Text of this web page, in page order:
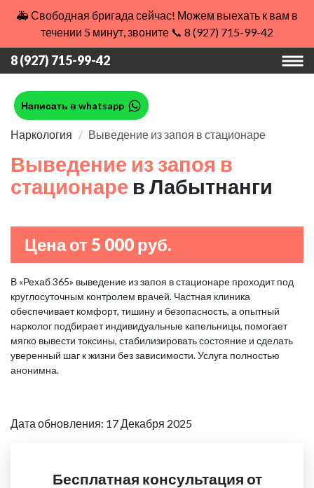
🚑 Свободная бригада сейчас! Можем выехать к вам в
течении 5 минут, звоните 📞 8 (927) 715-99-42
8 (927) 715-99-42
Написать в whatsapp
Наркология Выведение из запоя в стационаре
Выведение из запоя в
стационаре в Лабытнанги
Цена от 5 000 руб.
В «Рехаб 365» выведение из запоя в стационаре проходит под
круглосуточным контролем врачей. Частная клиника
обеспечивает комфорт, тишину и безопасность, а опытный
нарколог подбирает индивидуальные капельницы, помогает
мягко вывести токсины, стабилизировать состояние и сделать
уверенный шаг к жизни без зависимости. Услуга полностью
анонимна.
Дата обновления: 17 Декабря 2025
Бесплатная консультация от